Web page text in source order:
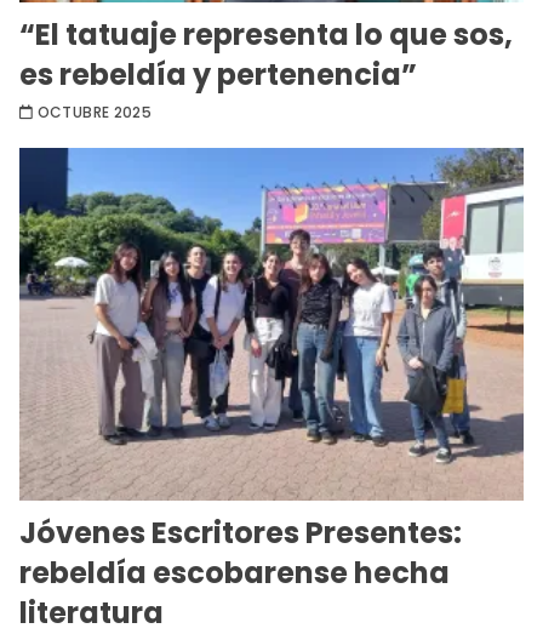
“El tatuaje representa lo que sos,
es rebeldía y pertenencia”
OCTUBRE 2025
Jóvenes Escritores Presentes:
rebeldía escobarense hecha
literatura